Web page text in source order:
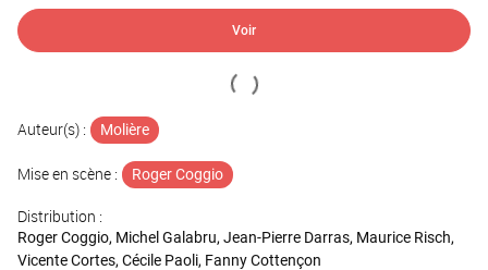
Voir
Auteur(s) : Molière
Mise en scène : Roger Coggio
Distribution :
Roger Coggio, Michel Galabru, Jean-Pierre Darras, Maurice Risch,
Vicente Cortes, Cécile Paoli, Fanny Cottençon